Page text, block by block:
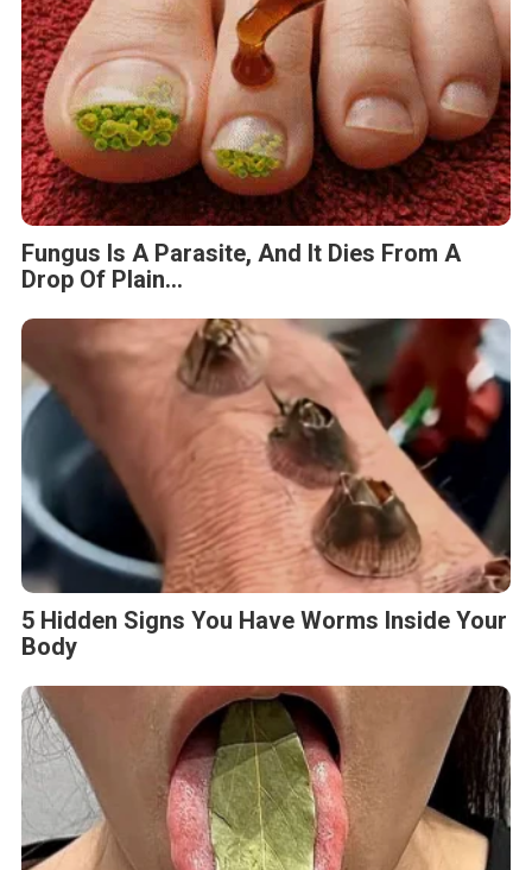
Fungus Is A Parasite, And It Dies From A
Drop Of Plain...
5 Hidden Signs You Have Worms Inside Your
Body